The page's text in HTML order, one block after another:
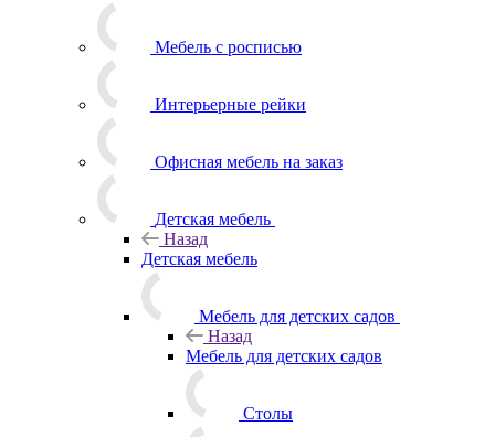
Мебель с росписью
Интерьерные рейки
Офисная мебель на заказ
Детская мебель
Назад
Детская мебель
Мебель для детских садов
Назад
Мебель для детских садов
Столы